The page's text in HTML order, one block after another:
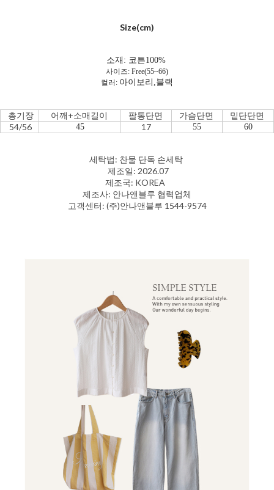
Size(cm)
소재: 코튼100%
사이즈: Free(55~66)
컬러: 아이보리,블랙
총기장 어깨+소매길이 팔통단면 가슴단면
밑단단면
54/56
45 17 55 60
세탁법: 찬물 단독 손세탁
제조일: 2026.07
제조국: KOREA
제조사: 안나앤블루 협력업체
고객센터: (주)안나앤블루 1544-9574